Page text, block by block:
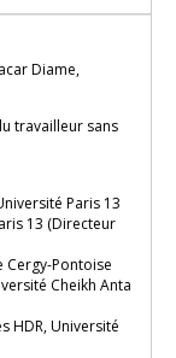
Diame,
travailleur sans
Paris 13
13 (Directeur
Cergy-Pontoise
Cheikh Anta
HDR, Université